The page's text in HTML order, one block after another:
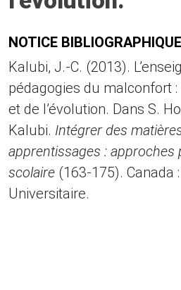
NOTICE BIBLIOGRAPHIQUE
Kalubi, J.-C. (2013).
pédagogies du malconfort
et de l’évolution. Dans S.
Kalubi. Intégrer des
apprentissages : approches
scolaire (163-175). Canada
Universitaire.